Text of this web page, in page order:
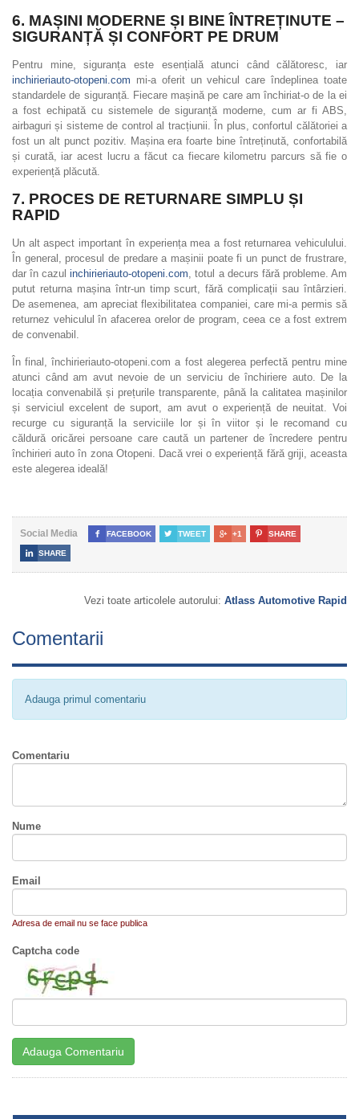
6. MAȘINI MODERNE ȘI BINE ÎNTREȚINUTE –
SIGURANȚĂ ȘI CONFORT PE DRUM
Pentru mine, siguranța este esențială atunci când călătoresc, iar
inchirieriauto-otopeni.com mi-a oferit un vehicul care îndeplinea toate
standardele de siguranță. Fiecare mașină pe care am închiriat-o de la ei
a fost echipată cu sistemele de siguranță moderne, cum ar fi ABS,
airbaguri și sisteme de control al tracțiunii. În plus, confortul călătoriei a
fost un alt punct pozitiv. Mașina era foarte bine întreținută, confortabilă
și curată, iar acest lucru a făcut ca fiecare kilometru parcurs să fie o
experiență plăcută.
7. PROCES DE RETURNARE SIMPLU ȘI
RAPID
Un alt aspect important în experiența mea a fost returnarea vehiculului.
În general, procesul de predare a mașinii poate fi un punct de frustrare,
dar în cazulinchirieriauto-otopeni.com, totul a decurs fără probleme. Am
putut returna mașina într-un timp scurt, fără complicații sau întârzieri.
De asemenea, am apreciat flexibilitatea companiei, care mi-a permis să
returnez vehiculul în afacerea orelor de program, ceea ce a fost extrem
de convenabil.
În final, închirieriauto-otopeni.com a fost alegerea perfectă pentru mine
atunci când am avut nevoie de un serviciu de închiriere auto. De la
locația convenabilă și prețurile transparente, până la calitatea mașinilor
și serviciul excelent de suport, am avut o experiență de neuitat. Voi
recurge cu siguranță la serviciile lor și în viitor și le recomand cu
căldură oricărei persoane care caută un partener de încredere pentru
închirieri auto în zona Otopeni. Dacă vrei o experiență fără griji, aceasta
este alegerea ideală!
Social Media  FACEBOOK  TWEET  +1  SHARE
 SHARE
Vezi toate articolele autorului: Atlass Automotive Rapid
Comentarii
Adauga primul comentariu
Comentariu
Nume
Email
Adresa de email nu se face publica
Captcha code